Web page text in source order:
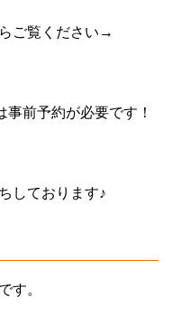
ご覧ください→
前予約が必要です！
しております♪
す。